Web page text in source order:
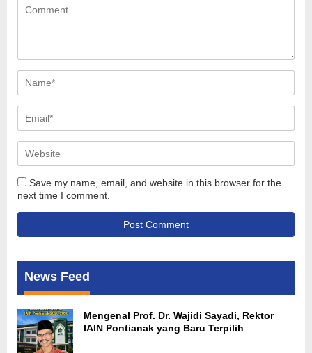
Save my name, email, and website in this browser for the
next time I comment.
News Feed
Mengenal Prof. Dr. Wajidi Sayadi, Rektor
IAIN Pontianak yang Baru Terpilih